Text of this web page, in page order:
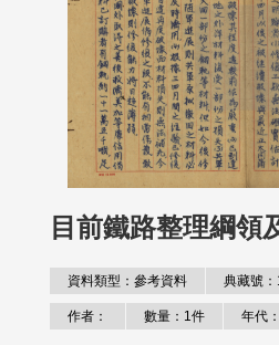
目前鐵路整理綱領
資料類型：參考資料 典藏號
作者： 數量：1件 年代：